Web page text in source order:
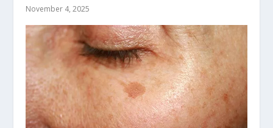
November 4, 2025